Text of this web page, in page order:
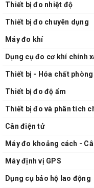
Thiết bị đo nhiệt độ
Thiết bị đo chuyên dụng
Máy đo khí
Dụng cụ đo cơ khí chính
Thiết bị - Hóa chất
Thiết bị đo độ ẩm
Thiết bị đo và phân tích
Cân điện tử
Máy đo khoảng cách -
Máy định vị GPS
Dụng cụ bảo hộ lao động